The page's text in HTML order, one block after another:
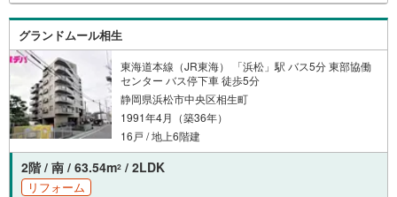
いを実現できます。・キッズスペース用意しております。
ぜひご家族そろってご来場ください。・営業時間 午前9時0
0分～午後6時30分 （定休日:水曜日）この時間帯はお電話
でのお問い合わせがスムーズにご案内できます。右下の電
話ボタンをタッチ！もしくはお気軽にお電話ください。
グランドムール相生
東海道本線（JR東海） 「浜松」駅 バス5分 東部協働
センター バス停下車 徒歩5分
静岡県浜松市中央区相生町
1991年4月（築36年）
16戸 / 地上6階建
2階 / 南 / 63.54m2 / 2LDK
リフォーム